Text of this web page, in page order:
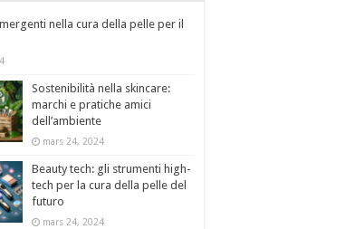
nella cura della pelle per il
Sostenibilità nella skincare:
marchi e pratiche amici
dell’ambiente
mars 24, 2024
Beauty tech: gli strumenti high-
tech per la cura della pelle del
futuro
mars 24, 2024